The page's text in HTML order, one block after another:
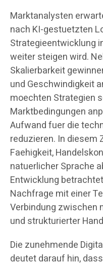
Marktanalysten
nach KI-gestuetzten
Strategieentwicklung
weiter steigen wird.
Skalierbarkeit
und Geschwindigkeit
moechten Strategien
Marktbedingungen
Aufwand fuer die
reduzieren. In diesem
Faehigkeit,
natuerlicher Sprache
Entwicklung
Nachfrage mit einer
Verbindung zwischen
und strukturierter
Die zunehmende
deutet darauf hin,